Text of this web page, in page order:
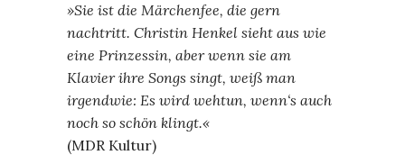
»Sie ist die Märchenfee, die gern
nachtritt. Christin Henkel sieht aus wie
eine Prinzessin, aber wenn sie am
Klavier ihre Songs singt, weiß man
irgendwie: Es wird wehtun, wenn‘s auch
noch so schön klingt.«
(MDR Kultur)